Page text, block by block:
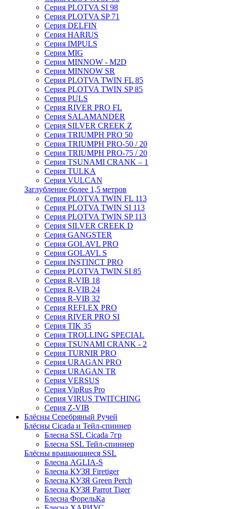
Серия PLOTVA SI 98
Серия PLOTVA SP 71
Серия DELFIN
Серия HARIUS
Серия IMPULS
Серия MIG
Серия MINNOW - M2D
Серия MINNOW SR
Серия PLOTVA TWIN FL 85
Серия PLOTVA TWIN SP 85
Серия PULS
Серия RIVER PRO FL
Серия SALAMANDER
Серия SILVER CREEK Z
Серия TRIUMPH PRO 50
Серия TRIUMPH PRO-50 / 20
Серия TRIUMPH PRO-75 / 20
Серия TSUNAMI CRANK – 1
Серия TULKA
Серия VULCAN
Заглубление более 1,5 метров
Серия PLOTVA TWIN FL 113
Серия PLOTVA TWIN SI 113
Серия PLOTVA TWIN SP 113
Серия SILVER CREEK D
Серия GANGSTER
Серия GOLAVL PRO
Серия GOLAVL S
Серия INSTINCT PRO
Серия PLOTVA TWIN SI 85
Серия R-VIB 18
Серия R-VIB 24
Серия R-VIB 32
Серия REFLEX PRO
Серия RIVER PRO SI
Серия TIK 35
Серия TROLLING SPECIAL
Серия TSUNAMI CRANK - 2
Серия TURNIR PRO
Серия URAGAN PRO
Серия URAGAN TR
Серия VERSUS
Серия VipRus Pro
Серия VIRUS TWITCHING
Серия Z-VIB
Блёсны Серебряный Ручей
Блёсны Cicada и Тейл-спиннер
Блесна SSL Cicada 7гр
Блесна SSL Тейл-спиннер
Блёсны вращающиеся SSL
Блесна AGLIA-S
Блесна КУЗЯ Firetiger
Блесна КУЗЯ Green Perch
Блесна КУЗЯ Parrot Tiger
Блесна ФорельКа